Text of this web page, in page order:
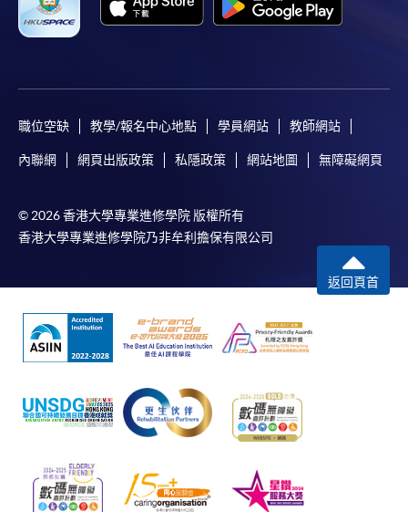
職位空缺 教學/報名中心地點 學員網站 教師網站
內聯網 網頁出版政策 私隱政策 網站地圖 無障礙網頁
© 2026 香港大學專業進修學院 版權所有
香港大學專業進修學院乃非牟利擔保有限公司
返回頁首